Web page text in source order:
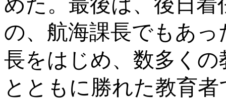
の、航海課長でもあ
長をはじめ、数多く
とともに勝れた教育